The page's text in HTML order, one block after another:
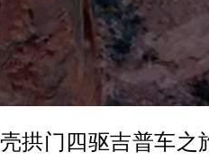
拱门四驱吉普车之